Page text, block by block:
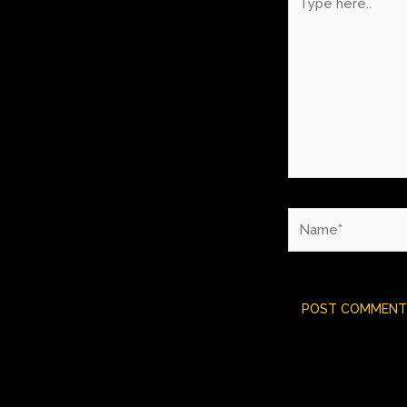
here..